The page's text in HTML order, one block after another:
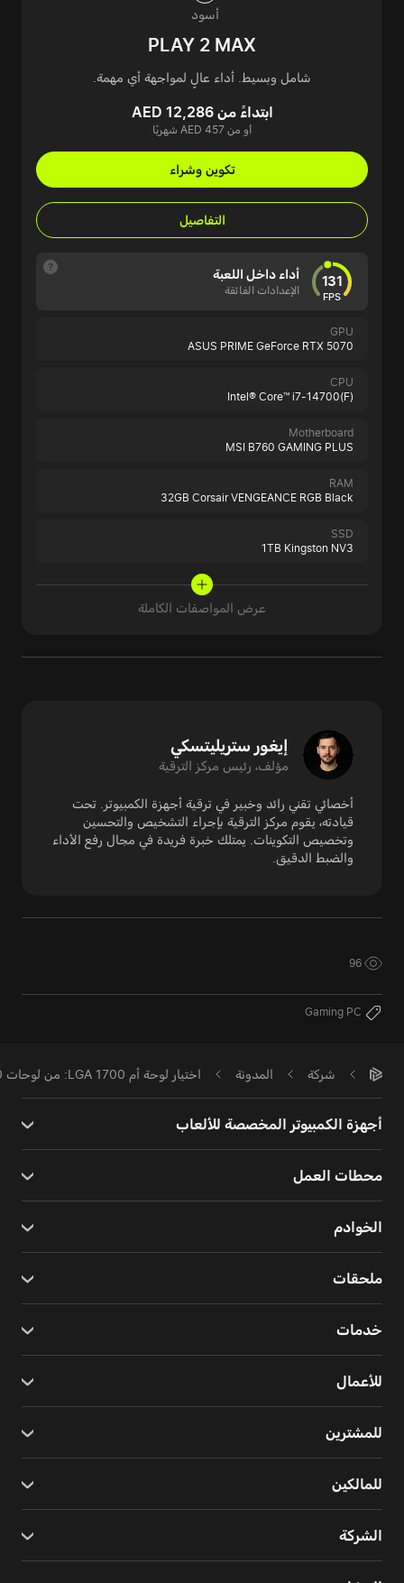
أسود
PLAY 2 MAX
شامل وبسيط. أداء عالٍ لمواجهة أي مهمة.
ابتداءً من AED 12,286
أو من AED 457 شهريًا
تكوين وشراء
التفاصيل
131
FPS
أداء داخل اللعبة
الإعدادات الفائقة
GPU
ASUS PRIME GeForce RTX 5070
CPU
Intel® Core™ i7-14700(F)
Motherboard
MSI B760 GAMING PLUS
RAM
32GB Corsair VENGEANCE RGB Black
SSD
1TB Kingston NV3
عرض المواصفات الكاملة
إيغور ستريليتسكي
مؤلف، رئيس مركز الترقية
أخصائي تقني رائد وخبير في ترقية أجهزة الكمبيوتر. تحت
قيادته، يقوم مركز الترقية بإجراء التشخيص والتحسين
وتخصيص التكوينات. يمتلك خبرة فريدة في مجال رفع الأداء
والضبط الدقيق.
96
Gaming PC
شركة المدونة اختيار لوحة أم LGA 1700: من لوحات B760 الاقتصادية إلى Z790 الفاخرة
أجهزة الكمبيوتر المخصصة للألعاب
محطات العمل
الخوادم
ملحقات
خدمات
للأعمال
للمشترين
للمالكين
الشركة